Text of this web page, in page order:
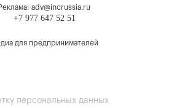
Реклама: adv@incrussia.ru
+7 977 647 52 51
для предпринимателей
персональных данных